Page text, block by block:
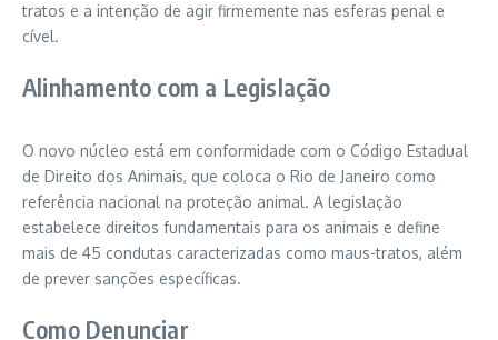
tratos e a intenção de agir firmemente nas esferas penal e
cível.
Alinhamento com a Legislação
O novo núcleo está em conformidade com o Código Estadual
de Direito dos Animais, que coloca o Rio de Janeiro como
referência nacional na proteção animal. A legislação
estabelece direitos fundamentais para os animais e define
mais de 45 condutas caracterizadas como maus-tratos, além
de prever sanções específicas.
Como Denunciar